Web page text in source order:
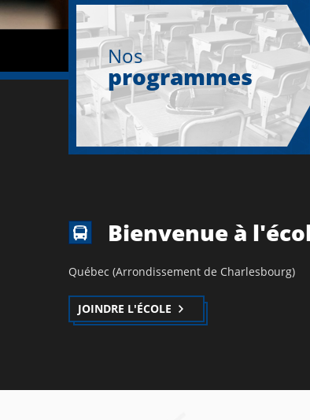
Nos
programmes
Bienvenue à
Québec (Arrondissement de Charlesbourg)
JOINDRE L'ÉCOLE